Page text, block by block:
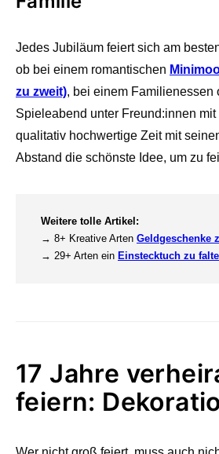
Jedes Jubiläum feiert sich am
ob bei einem romantischen
zu zweit), bei einem Familienessen
Spieleabend unter Freund:innen mit
qualitativ hochwertige Zeit mit
Abstand die schönste Idee, um zu
Weitere tolle Artikel:
→ 8+ Kreative Arten Geldgeschenke
→ 29+ Arten ein Einstecktuch zu
17 Jahre
feiern: